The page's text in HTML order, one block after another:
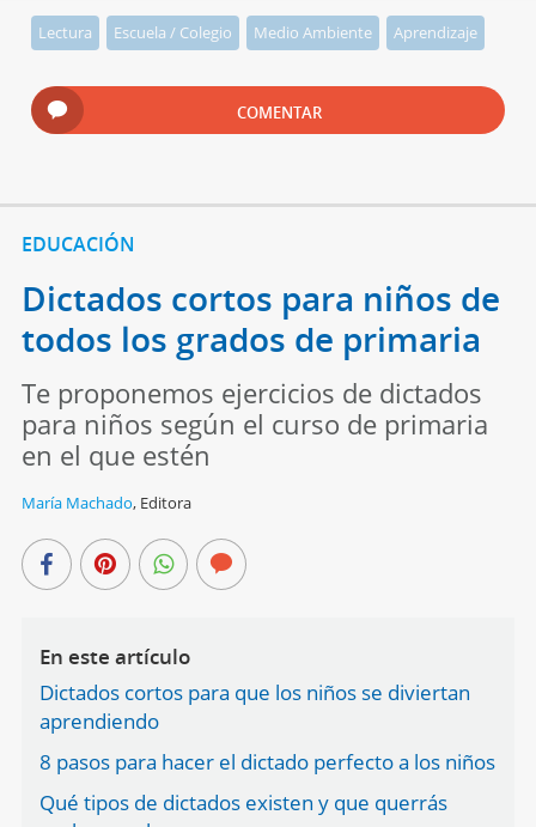
Lectura Escuela / Colegio Medio Ambiente Aprendizaje
COMENTAR
EDUCACIÓN
Dictados cortos para niños de
todos los grados de primaria
Te proponemos ejercicios de dictados
para niños según el curso de primaria
en el que estén
María Machado, Editora
En este artículo
Dictados cortos para que los niños se diviertan
aprendiendo
8 pasos para hacer el dictado perfecto a los niños
Qué tipos de dictados existen y que querrás